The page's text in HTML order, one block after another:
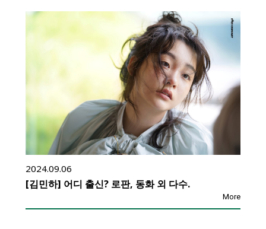
2024.09.06
[김민하] 어디 출신? 로판, 동화 외 다수.
More